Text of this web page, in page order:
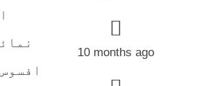
10 months ago